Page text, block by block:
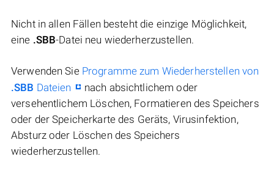
Nicht in allen Fällen besteht die einzige Möglichkeit,
eine .SBB-Datei neu wiederherzustellen.
Verwenden Sie Programme zum Wiederherstellen von
.SBB Dateien
nach absichtlichem oder
versehentlichem Löschen, Formatieren des Speichers
oder der Speicherkarte des Geräts, Virusinfektion,
Absturz oder Löschen des Speichers
wiederherzustellen.